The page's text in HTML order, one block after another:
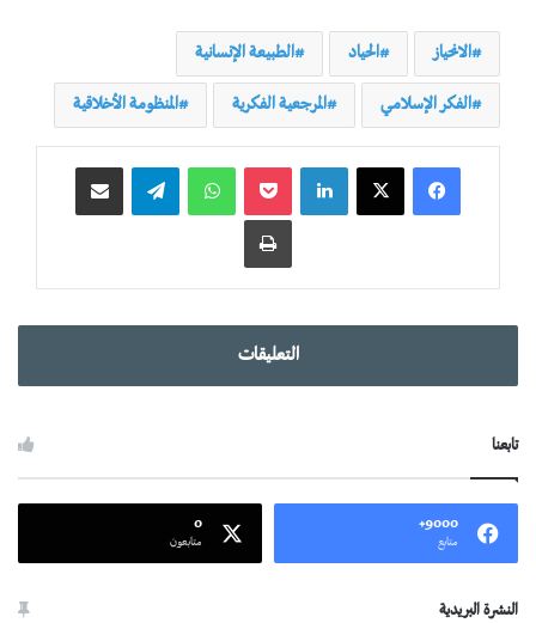
الانحياز الحياد الطبيعة الإنسانية
الفكر الإسلامي المرجعية الفكرية المنظومة الأخلاقية
واتساب
التعليقات
تابعنا
9000+
متابع
0
متابعون
النشرة البريدية